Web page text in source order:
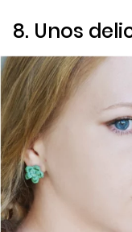
8. Unos